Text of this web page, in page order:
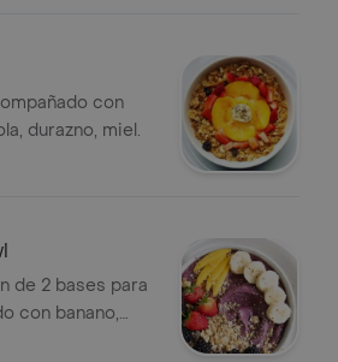
con
durazno, miel.
de 2 bases para
con banano,
y almendras